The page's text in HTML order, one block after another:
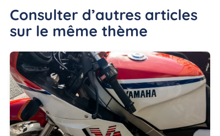
Consulter d’autres articles
sur le même thème